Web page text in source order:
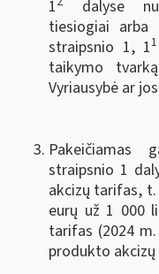
1
dalyse
tiesiogiai arba
straipsnio 1, 11
taikymo
Vyriausybė ar
Pakeičiamas
straipsnio 1
akcizų tarifas,
eurų už 1 000
tarifas (2024
produkto